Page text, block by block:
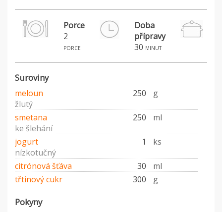
Porce
2
porce
Doba
přípravy
30 minut
Suroviny
meloun 250
g
žlutý
smetana
250
ml
ke šlehání
jogurt
1
ks
nízkotučný
citrónová šťáva
30
ml
třtinový cukr
300 g
Pokyny